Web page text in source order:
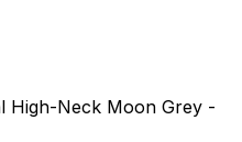
High-Neck Moon Grey -